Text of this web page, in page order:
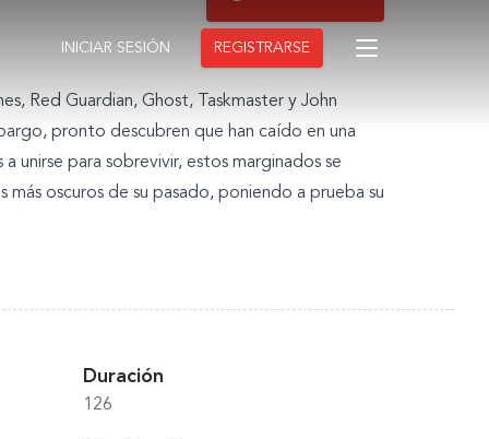
INICIAR SESIÓN REGISTRARSE
Red Guardian, Ghost, Taskmaster y John
pronto descubren que han caído en una
para sobrevivir, estos marginados se
oscuros de su pasado, poniendo a prueba su
Duración
126